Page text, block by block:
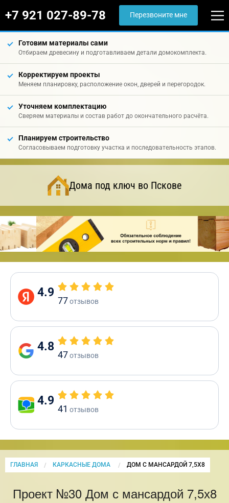
+7 921 027-89-78 Перезвоните мне
Готовим материалы сами
Отбираем древесину и подготавливаем детали домокомплекта.
Корректируем проекты
Меняем планировку, расположение окон, дверей и перегородок.
Уточняем комплектацию
Сверяем материалы и состав работ до окончательного расчёта.
Планируем строительство
Согласовываем подготовку участка и последовательность этапов.
Дома под ключ во Пскове
4.9
77отзывов
4.8
47отзывов
4.9
41 отзывов
ГЛАВНАЯ КАРКАСНЫЕ ДОМА CURRENT:
ДОМ С МАНСАРДОЙ 7,5Х8
Проект №30 Дом с мансардой 7,5х8